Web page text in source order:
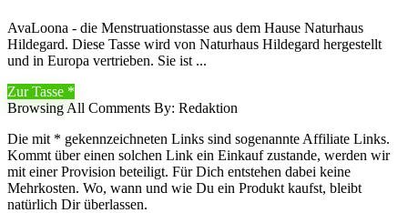
AvaLoona - die Menstruationstasse aus dem Hause Naturhaus
Hildegard. Diese Tasse wird von Naturhaus Hildegard hergestellt
und in Europa vertrieben. Sie ist ...
Zur Tasse
Browsing All Comments By: Redaktion
Die mit * gekennzeichneten Links sind sogenannte Affiliate Links.
Kommt über einen solchen Link ein Einkauf zustande, werden wir
mit einer Provision beteiligt. Für Dich entstehen dabei keine
Mehrkosten. Wo, wann und wie Du ein Produkt kaufst, bleibt
natürlich Dir überlassen.